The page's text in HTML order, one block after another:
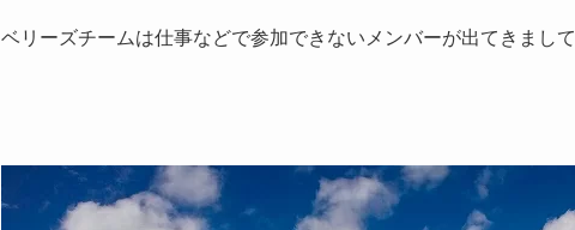
ベリーズチームは仕事などで参加できないメンバーが出てきまして